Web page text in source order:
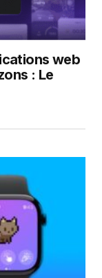
web
: Le